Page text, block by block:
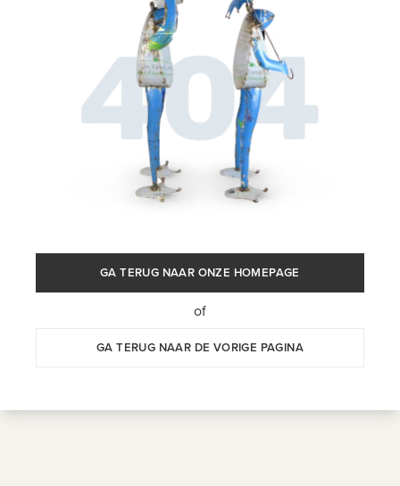
GA TERUG NAAR ONZE HOMEPAGE
of
GA TERUG NAAR DE VORIGE PAGINA